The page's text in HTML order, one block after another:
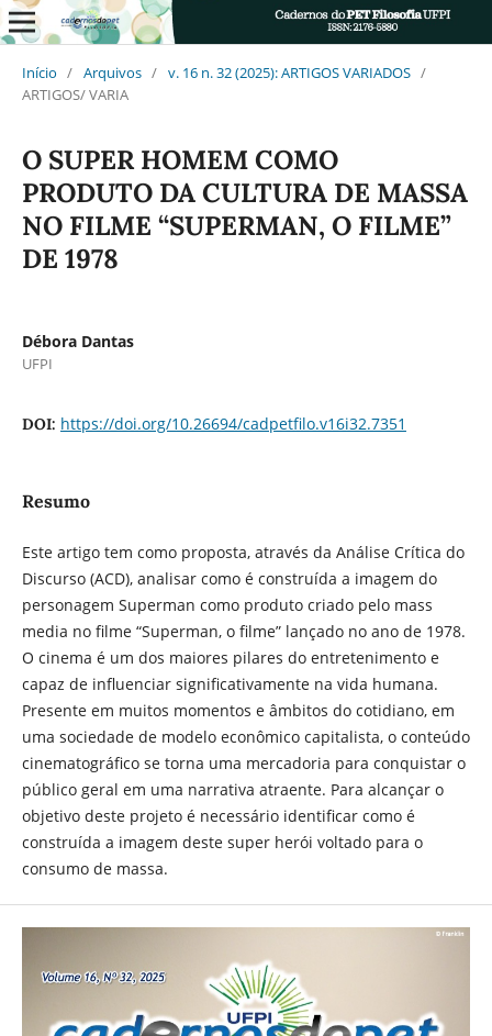
Início / Arquivos / v. 16 n. 32 (2025): ARTIGOS VARIADOS /
ARTIGOS/ VARIA
O SUPER HOMEM COMO
PRODUTO DA CULTURA DE MASSA
NO FILME “SUPERMAN, O FILME”
DE 1978
Débora Dantas
UFPI
DOI: https://doi.org/10.26694/cadpetfilo.v16i32.7351
Resumo
Este artigo tem como proposta, através da Análise Crítica do
Discurso (ACD), analisar como é construída a imagem do
personagem Superman como produto criado pelo mass
media no filme “Superman, o filme” lançado no ano de 1978.
O cinema é um dos maiores pilares do entretenimento e
capaz de influenciar significativamente na vida humana.
Presente em muitos momentos e âmbitos do cotidiano, em
uma sociedade de modelo econômico capitalista, o conteúdo
cinematográfico se torna uma mercadoria para conquistar o
público geral em uma narrativa atraente. Para alcançar o
objetivo deste projeto é necessário identificar como é
construída a imagem deste super herói voltado para o
consumo de massa.